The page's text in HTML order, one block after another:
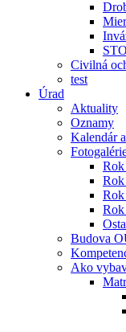
Civilná
test
Úrad
Aktuality
Oznamy
Kalendár
Rok
Rok
Budova
Ako